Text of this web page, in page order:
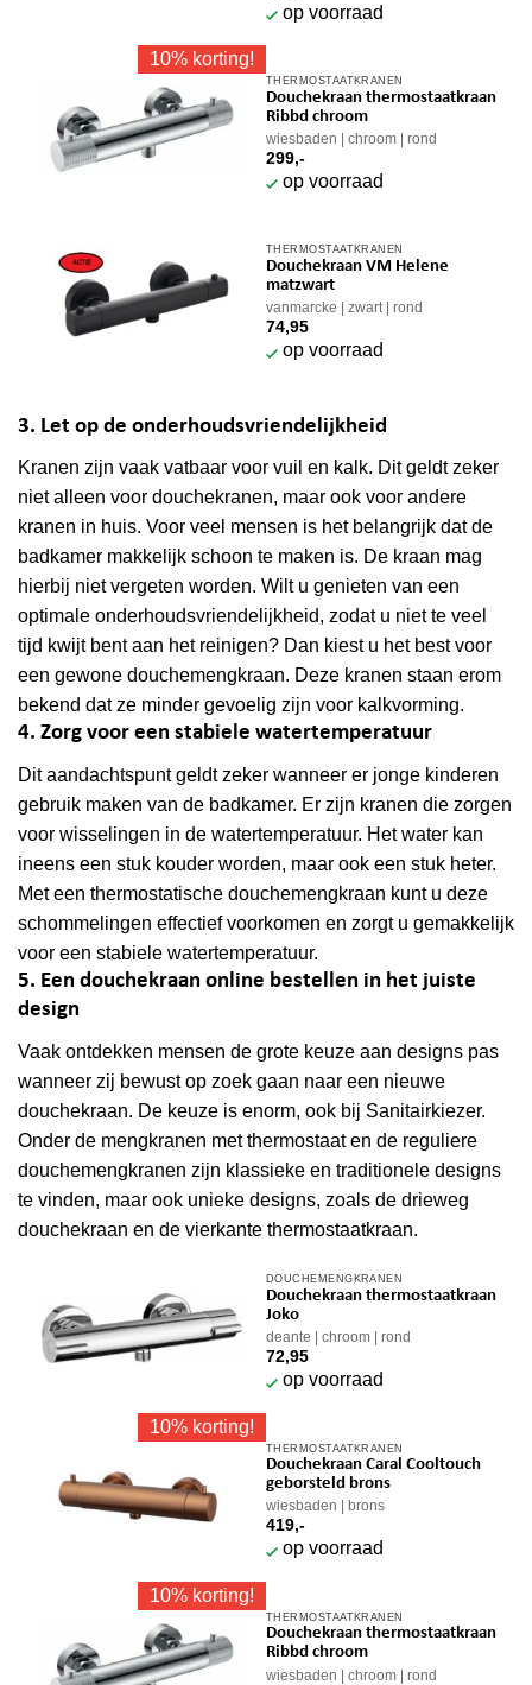
op voorraad
10% korting!
THERMOSTAATKRANEN
Douchekraan thermostaatkraan
Ribbd chroom
wiesbaden chroom rond
299,-
op voorraad
THERMOSTAATKRANEN
Douchekraan VM Helene
matzwart
vanmarcke zwart rond
74,95
op voorraad
3. Let op de onderhoudsvriendelijkheid
Kranen zijn vaak vatbaar voor vuil en kalk. Dit geldt zeker
niet alleen voor douchekranen, maar ook voor andere
kranen in huis. Voor veel mensen is het belangrijk dat de
badkamer makkelijk schoon te maken is. De kraan mag
hierbij niet vergeten worden. Wilt u genieten van een
optimale onderhoudsvriendelijkheid, zodat u niet te veel
tijd kwijt bent aan het reinigen? Dan kiest u het best voor
een gewone douchemengkraan. Deze kranen staan erom
bekend dat ze minder gevoelig zijn voor kalkvorming.
4. Zorg voor een stabiele watertemperatuur
Dit aandachtspunt geldt zeker wanneer er jonge kinderen
gebruik maken van de badkamer. Er zijn kranen die zorgen
voor wisselingen in de watertemperatuur. Het water kan
ineens een stuk kouder worden, maar ook een stuk heter.
Met een thermostatische douchemengkraan kunt u deze
schommelingen effectief voorkomen en zorgt u gemakkelijk
voor een stabiele watertemperatuur.
5. Een douchekraan online bestellen in het juiste
design
Vaak ontdekken mensen de grote keuze aan designs pas
wanneer zij bewust op zoek gaan naar een nieuwe
douchekraan. De keuze is enorm, ook bij Sanitairkiezer.
Onder de mengkranen met thermostaat en de reguliere
douchemengkranen zijn klassieke en traditionele designs
te vinden, maar ook unieke designs, zoals de drieweg
douchekraan en de vierkante thermostaatkraan.
DOUCHEMENGKRANEN
Douchekraan thermostaatkraan
Joko
deante chroom rond
72,95
op voorraad
10% korting!
THERMOSTAATKRANEN
Douchekraan Caral Cooltouch
geborsteld brons
wiesbaden brons
419,-
op voorraad
10% korting!
THERMOSTAATKRANEN
Douchekraan thermostaatkraan
Ribbd chroom
wiesbaden chroom rond